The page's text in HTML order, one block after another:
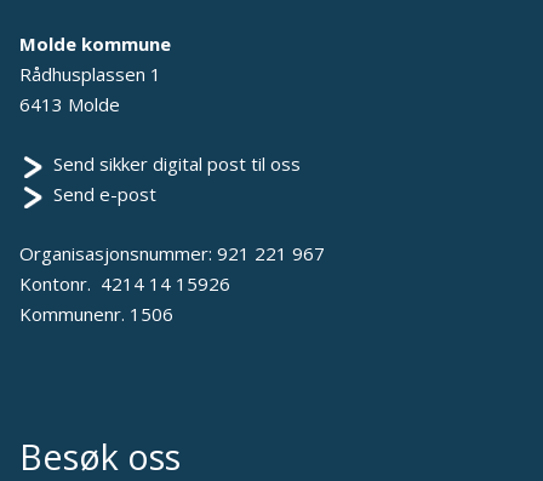
Molde kommune
Rådhusplassen 1
6413 Molde
Send sikker digital post til oss
Send e-post
Organisasjonsnummer: 921 221 967
Kontonr. 4214 14 15926
Kommunenr. 1506
Besøk oss